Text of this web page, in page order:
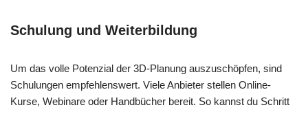
Schulung und Weiterbildung
Um das volle Potenzial der 3D-Planung auszuschöpfen, sind
Schulungen empfehlenswert. Viele Anbieter stellen Online-
Kurse, Webinare oder Handbücher bereit. So kannst du Schritt